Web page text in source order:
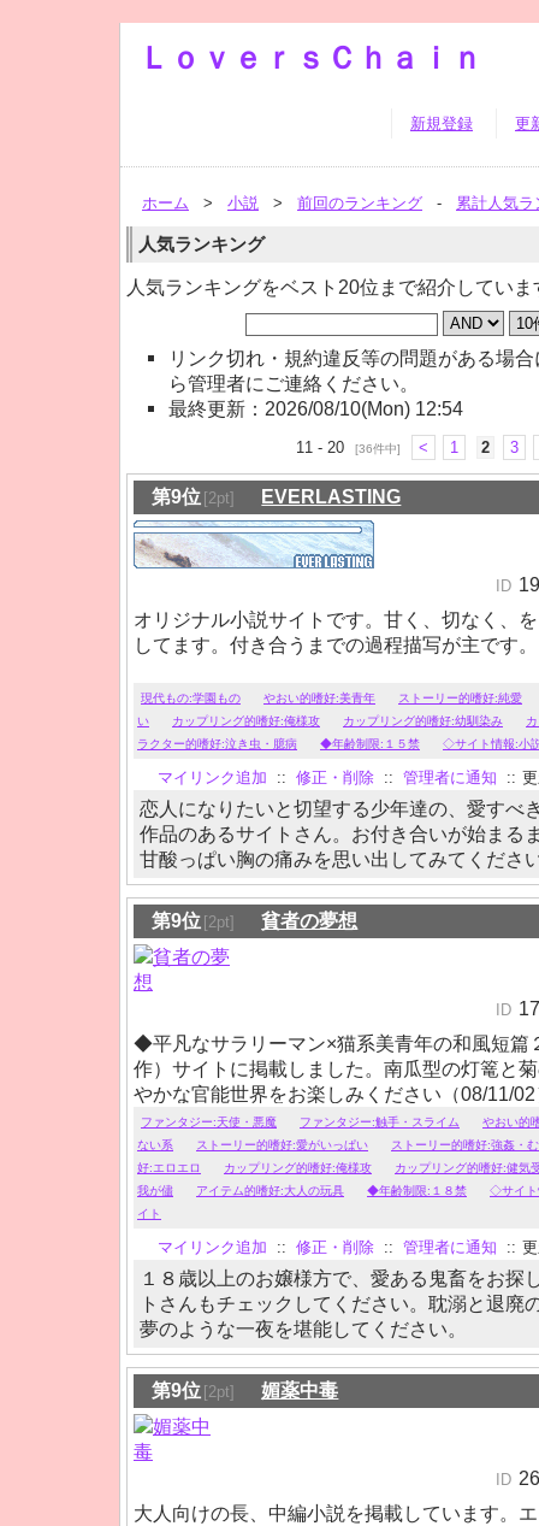
ＬｏｖｅｒｓＣｈａｉｎ
新規登録 更
ホーム > 小説 > 前回のランキング - 累計人気ラ
人気ランキング
人気ランキングをベスト20位まで紹介していま
リンク切れ・規約違反等の問題がある場合
ら管理者にご連絡ください。
最終更新：2026/08/10(Mon) 12:54
11 - 20 [36件中] < 1 2 3
第9位 [2pt] EVERLASTING
ID
オリジナル小説サイトです。甘く、切なく、
してます。付き合うまでの過程描写が主です。
現代もの:学園もの やおい的嗜好:美青年
ストーリー的嗜好:純愛
い
カップリング的嗜好:俺様攻 カップリング的嗜好:幼馴染み
ラクター的嗜好:泣き虫・臆病
◆年齢制限:１５禁 ◇サイト情報:小
マイリンク追加 :: 修正・削除 :: 管理者に通知 ::
恋人になりたいと切望する少年達の、愛すべ
作品のあるサイトさん。お付き合いが始まる
甘酸っぱい胸の痛みを思い出してみてくださ
第9位 [2pt] 貧者の夢想
ID
◆平凡なサラリーマン×猫系美青年の和風短篇
作）サイトに掲載しました。南瓜型の灯篭と
やかな官能世界をお楽しみください（08/11/
◆悪魔やアリスをモチーフにした短～中編小
加中。
耽美世界で、ちょっと鬼畜なエロスと甘々な
いませ。※18歳未満の方・高校生の方は、申
覧禁止です。
ファンタジー:天使・悪魔 ファンタジー:触手・スライム
やおい的
ない系
ストーリー的嗜好:愛がいっぱい
ストーリー的嗜好:強姦・
好:エロエロ
カップリング的嗜好:俺様攻
カップリング的嗜好:健気
我が儘
アイテム的嗜好:大人の玩具 ◆年齢制限:１８禁
◇サイト
イト
マイリンク追加 :: 修正・削除 :: 管理者に通知 ::
１８歳以上のお嬢様方で、愛ある鬼畜をお探
トさんもチェックしてください。耽溺と退廃
夢のような一夜を堪能してください。
第9位 [2pt] 媚薬中毒
ID
大人向けの長、中編小説を掲載しています。